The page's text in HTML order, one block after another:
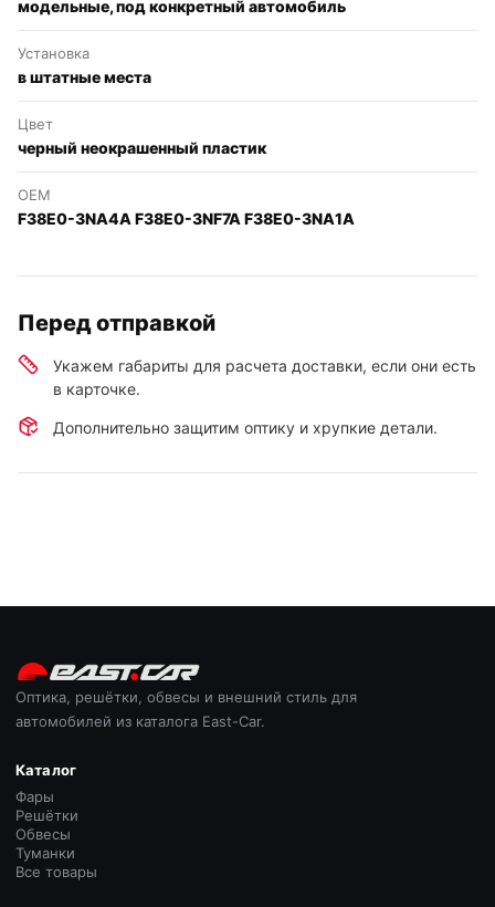
модельные, под конкретный автомобиль
Установка
в штатные места
Цвет
черный неокрашенный пластик
OEM
F38E0-3NA4A F38E0-3NF7A F38E0-3NA1A
Перед отправкой
Укажем габариты для расчета доставки, если они есть
в карточке.
Дополнительно защитим оптику и хрупкие детали.
Оптика, решётки, обвесы и внешний стиль для
автомобилей из каталога East-Car.
Каталог
Фары
Решётки
Обвесы
Туманки
Все товары